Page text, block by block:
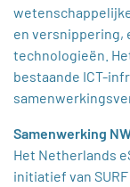
en versnippering,
technologieën.
bestaande ICT-
Samenwerking
Het Netherlands
initiatief van